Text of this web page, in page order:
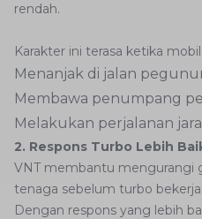
rendah.
Karakter ini terasa ketika
Menanjak di jalan
Membawa penumpang
Melakukan perjalanan
2. Respons Turbo Lebih
VNT membantu mengurangi
tenaga sebelum turbo bekerja
Dengan respons yang lebih